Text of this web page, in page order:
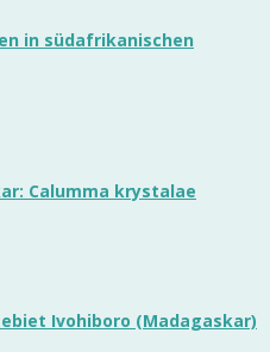
in südafrikanischen
Calumma krystalae
Ivohiboro (Madagaskar)